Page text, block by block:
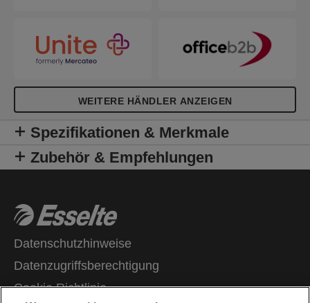
WEITERE HÄNDLER ANZEIGEN
Spezifikationen & Merkmale
Zubehör & Empfehlungen
Datenschutzhinweise
Datenzugriffsberechtigung
Cookie Richtlinie